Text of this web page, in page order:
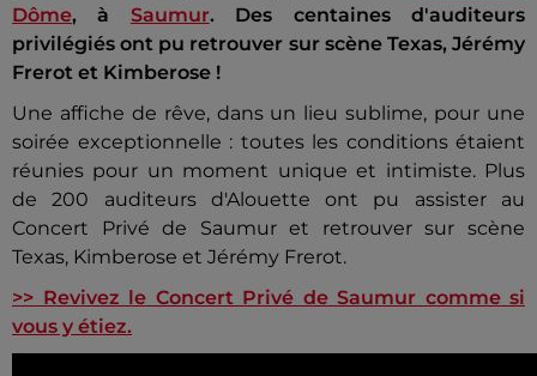
Dôme, à Saumur. Des centaines d'auditeurs
privilégiés ont pu retrouver sur scène Texas, Jérémy
Frerot et Kimberose !
Une affiche de rêve, dans un lieu sublime, pour une
soirée exceptionnelle : toutes les conditions étaient
réunies pour un moment unique et intimiste. Plus
de 200 auditeurs d'Alouette ont pu assister au
Concert Privé de Saumur et retrouver sur scène
Texas, Kimberose et Jérémy Frerot.
>> Revivez le Concert Privé de Saumur comme si
vous y étiez.